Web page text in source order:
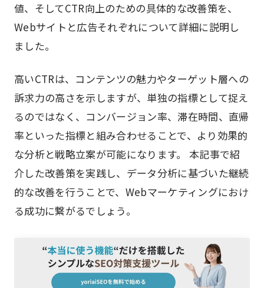
値、そしてCTR向上のための具体的な改善策を、
Webサイトと広告それぞれについて詳細に説明し
ました。
高いCTRは、コンテンツの魅力やターゲット層への
訴求力の高さを示しますが、単独の指標として捉え
るのではなく、コンバージョン率、滞在時間、直帰
率といった指標と組み合わせることで、より効果的
な分析と戦略立案が可能になります。 本記事で紹
介した改善策を実践し、データ分析に基づいた継続
的な改善を行うことで、Webマーケティングにおけ
る成功に繋がるでしょう。